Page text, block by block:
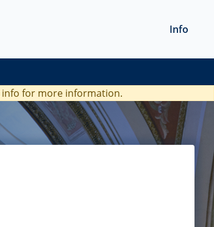
Info
info for more information.